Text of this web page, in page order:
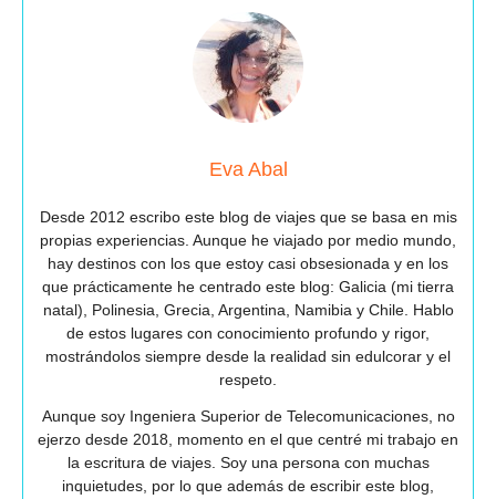
Eva Abal
Desde 2012 escribo este blog de viajes que se basa en mis
propias experiencias. Aunque he viajado por medio mundo,
hay destinos con los que estoy casi obsesionada y en los
que prácticamente he centrado este blog: Galicia (mi tierra
natal), Polinesia, Grecia, Argentina, Namibia y Chile. Hablo
de estos lugares con conocimiento profundo y rigor,
mostrándolos siempre desde la realidad sin edulcorar y el
respeto.
Aunque soy Ingeniera Superior de Telecomunicaciones, no
ejerzo desde 2018, momento en el que centré mi trabajo en
la escritura de viajes. Soy una persona con muchas
inquietudes, por lo que además de escribir este blog,